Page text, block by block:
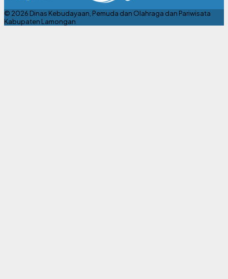
© 2026 Dinas Kebudayaan, Pemuda dan Olahraga dan Pariwisata
Kabupaten Lamongan